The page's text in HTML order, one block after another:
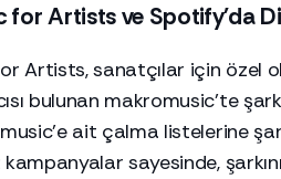
Artists ve Spotify'da
Artists, sanatçılar için özel
bulunan makromusic'te
ait çalma listelerine
kampanyalar sayesinde,